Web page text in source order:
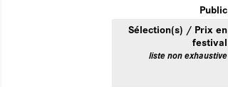
Public
Sélection(s) / Prix en
festival
liste non exhaustive